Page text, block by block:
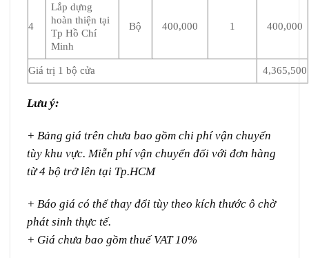
4
Lắp dựng
hoàn thiện tại
Tp Hồ Chí
Minh
Bộ 400,000 1 400,000
Giá trị 1 bộ cửa 4,365,500
Lưu ý:
+ Bảng giá trên chưa bao gồm chi phí vận chuyển
tùy khu vực. Miễn phí vận chuyển đối với đơn hàng
từ 4 bộ trở lên tại Tp.HCM
+ Báo giá có thể thay đổi tùy theo kích thước ô chờ
phát sinh thực tế.
+ Giá chưa bao gồm thuế VAT 10%